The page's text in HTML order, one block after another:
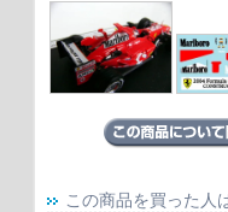
この商品を買った人